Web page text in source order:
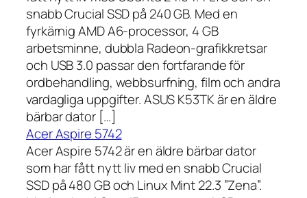
snabb Crucial SSD på 240 GB. Med en
fyrkärnig AMD A6-processor, 4 GB
arbetsminne, dubbla Radeon-grafikkretsar
och USB 3.0 passar den fortfarande för
ordbehandling, webbsurfning, film och andra
vardagliga uppgifter. ASUS K53TK är en äldre
bärbar dator […]
Acer Aspire 5742
Acer Aspire 5742 är en äldre bärbar dator
som har fått nytt liv med en snabb Crucial
SSD på 480 GB och Linux Mint 22.3 ”Zena”.